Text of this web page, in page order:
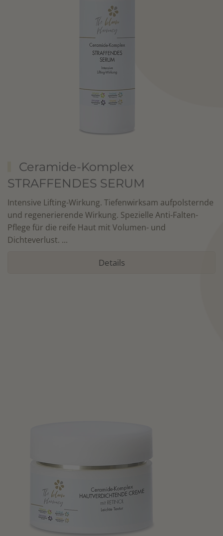
Ceramide-Komplex
STRAFFENDES SERUM
Intensive Lifting-Wirkung. Tiefenwirksam aufpolsternde
und regenerierende Wirkung. Spezielle Anti-Falten-
Pflege für die reife Haut mit Volumen- und
Dichteverlust. ...
Details